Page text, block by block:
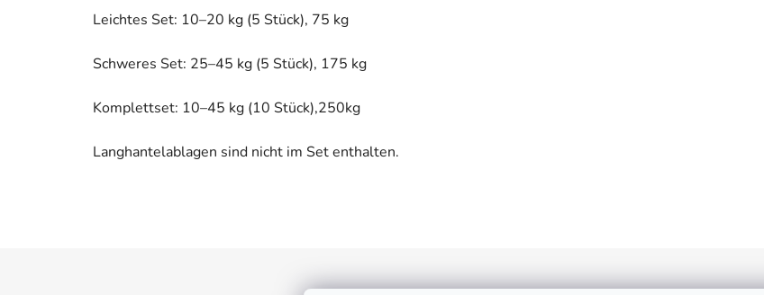
Leichtes Set: 10–20 kg (5 Stück), 75 kg
Schweres Set: 25–45 kg (5 Stück), 175 kg
Komplettset: 10–45 kg (10 Stück),250kg
Langhantelablagen sind nicht im Set enthalten.